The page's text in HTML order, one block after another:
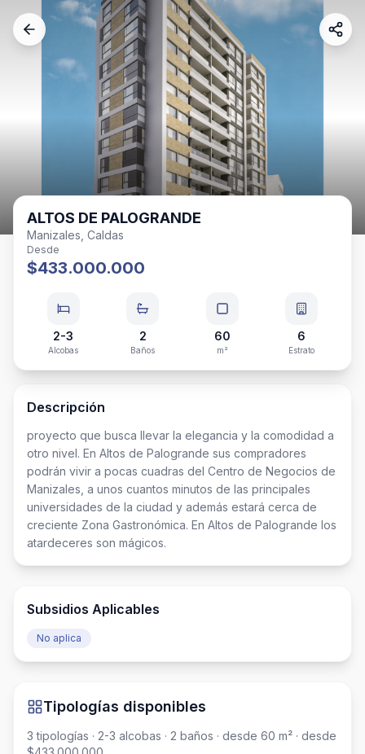
ALTOS DE PALOGRANDE
Manizales, Caldas
Desde
$433.000.000
2-3
Alcobas
2
Baños
60
m²
6
Estrato
Descripción
proyecto que busca llevar la elegancia y la comodidad a
otro nivel. En Altos de Palogrande sus compradores
podrán vivir a pocas cuadras del Centro de Negocios de
Manizales, a unos cuantos minutos de las principales
universidades de la ciudad y además estará cerca de
creciente Zona Gastronómica. En Altos de Palogrande los
atardeceres son mágicos.
Subsidios Aplicables
No aplica
Tipologías disponibles
3 tipologías · 2-3 alcobas · 2 baños · desde 60 m² · desde